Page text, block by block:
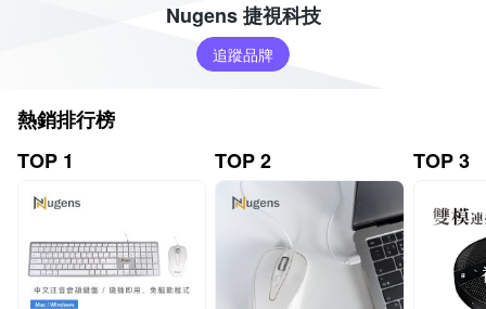
Nugens 捷視科技
追蹤品牌
熱銷排行榜
TOP 1
TOP 2 TOP 3